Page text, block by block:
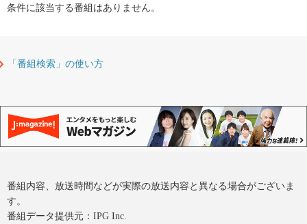
条件に該当する番組はありません。
「番組検索」の使い方
番組内容、放送時間などが実際の放送内容と異なる場合がございま
す。
番組データ提供元：IPG Inc.